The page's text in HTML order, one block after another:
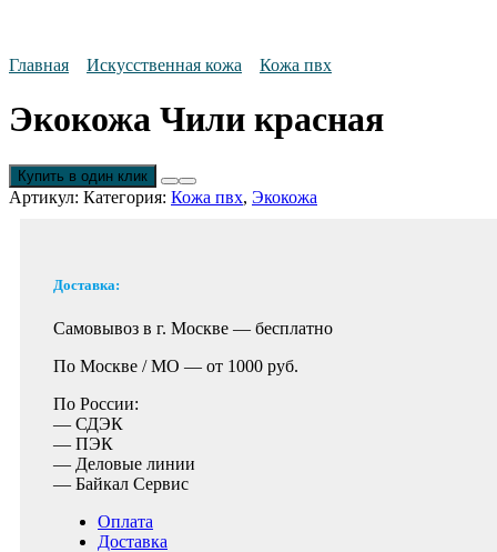
Главная Искусственная кожа Кожа пвх
Экокожа Чили красная
Купить в один клик
Артикул: Категория: Кожа пвх, Экокожа
Доставка:
Самовывоз в г. Москве — бесплатно
По Москве / МО — от 1000 руб.
По России:
— СДЭК
— ПЭК
— Деловые линии
— Байкал Сервис
Оплата
Доставка